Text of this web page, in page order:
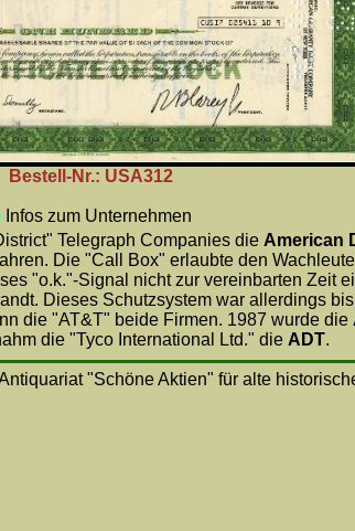
Bestell-Nr.: USA312
Infos zum Unternehmen
Telegraph Companies die American
Die "Call Box" erlaubte den
"o.k."-Signal nicht zur vereinbarten Zeit
Dieses Schutzsystem war allerdings
die "AT&T" beide Firmen. 1987 wurde die
die "Tyco International Ltd." die ADT.
"Schöne Aktien" für alte